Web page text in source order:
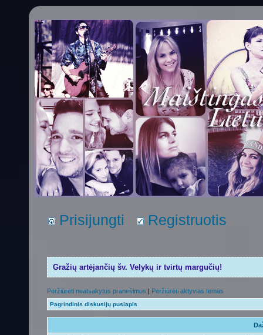
Prisijungti Registruotis
Gražių artėjančių šv. Velykų ir tvirtų margučių!
Peržiūrėti neatsakytus pranešimus | Peržiūrėti aktyvias temas
Pagrindinis diskusijų puslapis